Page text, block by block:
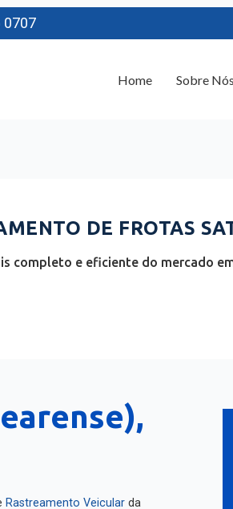
0707
DE FROTAS
completo e eficiente do mercado
Rastreamento Veicular da